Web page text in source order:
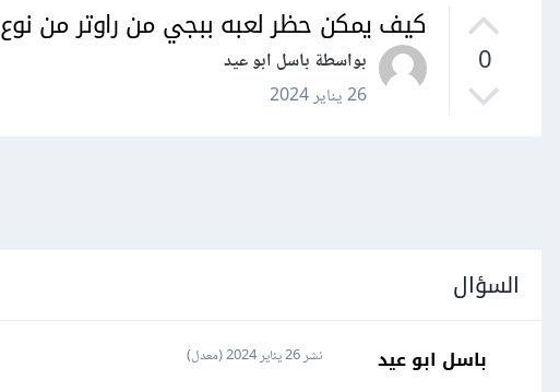
0
كيف يمكن حظر لعبه ببجي من راوتر من نوع Tplink modem router N Adsl2+3000
بواسطة باسل ابو عيد
26 يناير 2024
السؤال
باسل ابو عيد نشر26 يناير 2024 (معدل)